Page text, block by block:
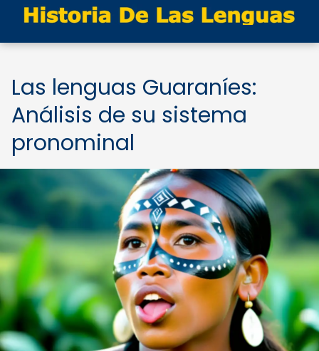
Las lenguas Guaraníes:
Análisis de su sistema
pronominal